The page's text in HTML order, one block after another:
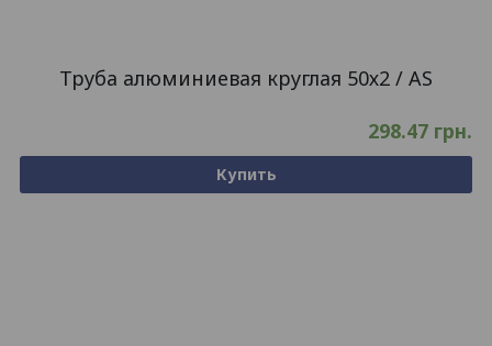
Труба алюминиевая круглая 50х2 / AS
298.47 грн.
Купить